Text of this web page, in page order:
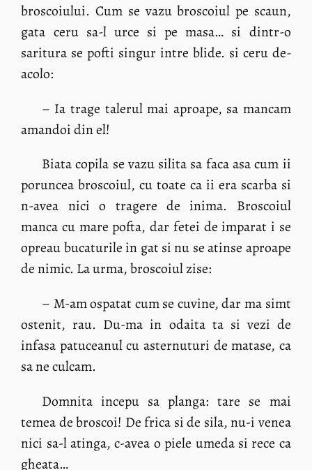
broscoiului. Cum se vazu broscoiul pe scaun,
gata ceru sa-l urce si pe masa… si dintr-o
saritura se pofti singur intre blide. si ceru de-
acolo:
– Ia trage talerul mai aproape, sa mancam
amandoi din el!
Biata copila se vazu silita sa faca asa cum ii
poruncea broscoiul, cu toate ca ii era scarba si
n-avea nici o tragere de inima. Broscoiul
manca cu mare pofta, dar fetei de imparat i se
opreau bucaturile in gat si nu se atinse aproape
de nimic. La urma, broscoiul zise:
– M-am ospatat cum se cuvine, dar ma simt
ostenit, rau. Du-ma in odaita ta si vezi de
infasa patuceanul cu asternuturi de matase, ca
sa ne culcam.
Domnita incepu sa planga: tare se mai
temea de broscoi! De frica si de sila, nu-i venea
nici sa-l atinga, c-avea o piele umeda si rece ca
gheata…